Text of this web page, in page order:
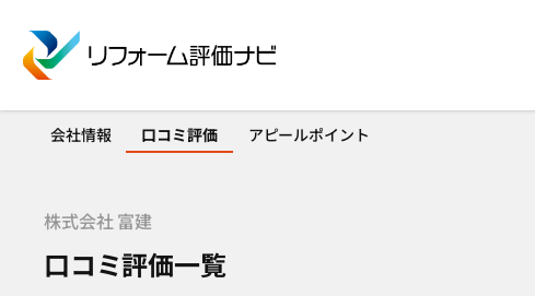
会社情報 口コミ評価 アピールポイント
株式会社 富建
口コミ評価一覧